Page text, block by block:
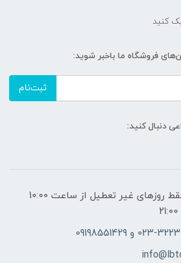
کنید
فروشگاه ما باخبر شوید:
ثبت‌نام
دنبال کنید:
ساعات پاسخگویی: فقط روزهای غیر تعطیل از ساعت 10:00
و 09198551429